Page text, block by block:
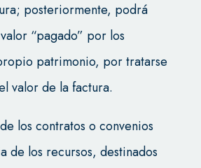
posteriormente, podrá
“pagado” por los
patrimonio, por tratarse
valor de la factura.
los contratos o convenios
de los recursos, destinados